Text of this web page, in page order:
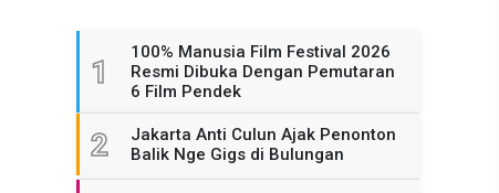
1
100% Manusia Film Festival 2026
Resmi Dibuka Dengan Pemutaran
6 Film Pendek
2
Jakarta Anti Culun Ajak Penonton
Balik Nge Gigs di Bulungan